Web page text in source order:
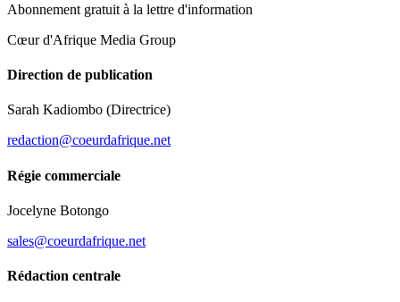
Abonnement gratuit à la lettre d'information
Cœur d'Afrique Media Group
Direction de publication
Sarah Kadiombo (Directrice)
redaction@coeurdafrique.net
Régie commerciale
Jocelyne Botongo
sales@coeurdafrique.net
Rédaction centrale